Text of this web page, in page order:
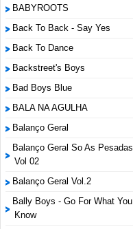
BABYROOTS
Back To Back - Say Yes
Back To Dance
Backstreet's Boys
Bad Boys Blue
BALA NA AGULHA
Balanço Geral
Balanço Geral So As Pesadas
Vol 02
Balanço Geral Vol.2
Bally Boys - Go For What You
Know